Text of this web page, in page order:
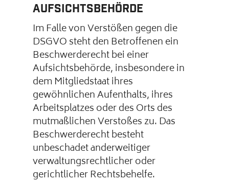
Aufsichtsbehörde
Im Falle von Verstößen gegen die
DSGVO steht den Betroffenen ein
Beschwerderecht bei einer
Aufsichtsbehörde, insbesondere in
dem Mitgliedstaat ihres
gewöhnlichen Aufenthalts, ihres
Arbeitsplatzes oder des Orts des
mutmaßlichen Verstoßes zu. Das
Beschwerderecht besteht
unbeschadet anderweitiger
verwaltungsrechtlicher oder
gerichtlicher Rechtsbehelfe.